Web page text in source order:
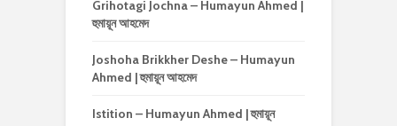
Grihotagi Jochna – Humayun Ahmed |
হুমায়ূন আহমেদ
Joshoha Brikkher Deshe – Humayun
Ahmed | হুমায়ূন আহমেদ
Istition – Humayun Ahmed | হুমায়ূন